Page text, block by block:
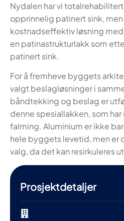
Nydalen har vi
opprinnelig patinert sink,
kostnadseffektiv løsning
en patinastrukturlakk som
patinert sink.
For å fremheve byggets
valgt beslagløsninger i
båndtekking og beslag er
denne spesiallakken, som
falming. Aluminium er ikke
hele byggets levetid, men er
valg, da det kan resirkuleres
Prosjektdetaljer